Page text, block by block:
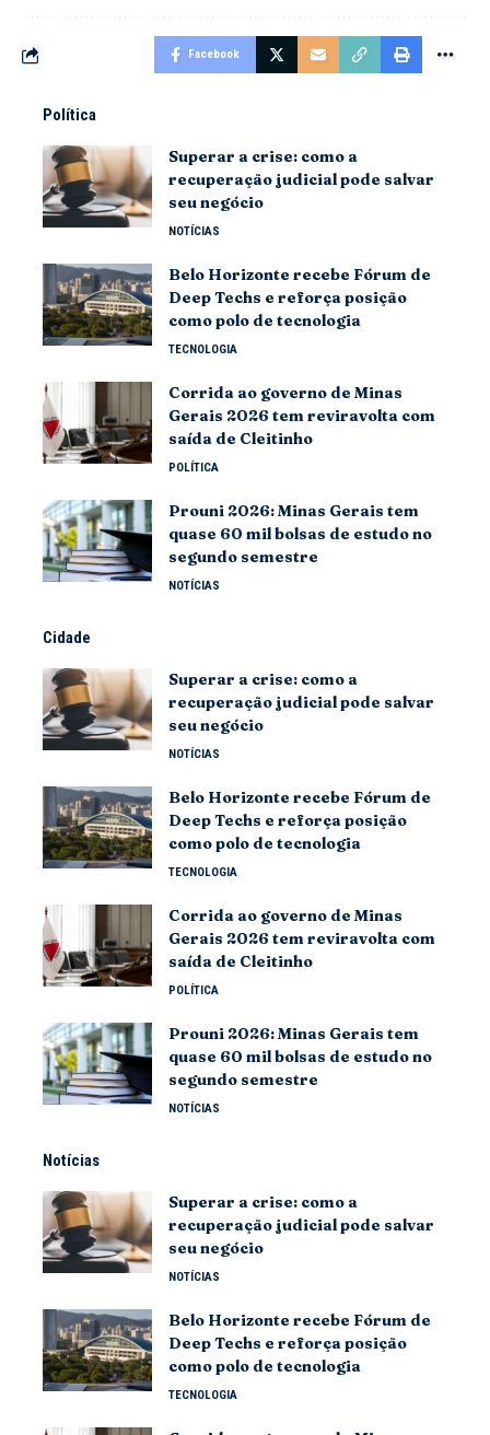
Facebook
Política
Superar a crise: como a
recuperação judicial pode salvar
seu negócio
NOTÍCIAS
Belo Horizonte recebe Fórum de
Deep Techs e reforça posição
como polo de tecnologia
TECNOLOGIA
Corrida ao governo de Minas
Gerais 2026 tem reviravolta com
saída de Cleitinho
POLÍTICA
Prouni 2026: Minas Gerais tem
quase 60 mil bolsas de estudo no
segundo semestre
NOTÍCIAS
Cidade
Superar a crise: como a
recuperação judicial pode salvar
seu negócio
NOTÍCIAS
Belo Horizonte recebe Fórum de
Deep Techs e reforça posição
como polo de tecnologia
TECNOLOGIA
Corrida ao governo de Minas
Gerais 2026 tem reviravolta com
saída de Cleitinho
POLÍTICA
Prouni 2026: Minas Gerais tem
quase 60 mil bolsas de estudo no
segundo semestre
NOTÍCIAS
Notícias
Superar a crise: como a
recuperação judicial pode salvar
seu negócio
NOTÍCIAS
Belo Horizonte recebe Fórum de
Deep Techs e reforça posição
como polo de tecnologia
TECNOLOGIA